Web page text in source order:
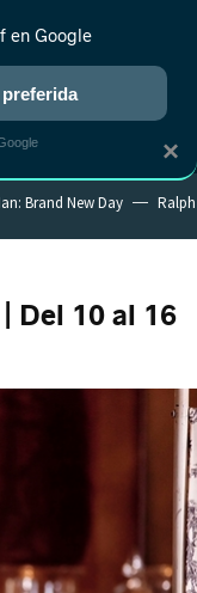
NUEVO
RANKINGS CINE
Brand New Day
Del 10 al 16
×
en Google